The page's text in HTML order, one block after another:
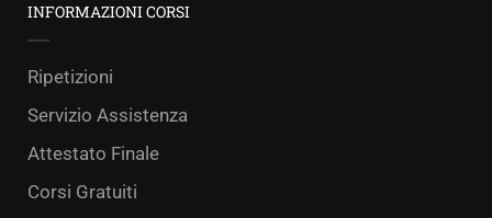
INFORMAZIONI CORSI
Ripetizioni
Servizio Assistenza
Attestato Finale
Corsi Gratuiti